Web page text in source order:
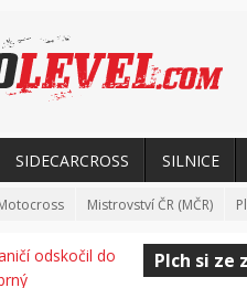
SIDECARCROSS SILNICE
Mistrovství ČR (MČR)
Plch si ze